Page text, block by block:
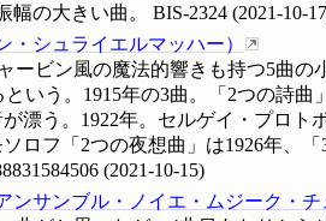
の大きい曲。
BIS-2324 (2021-10-17
・シュライエルマッハー）
ービン風の魔法的響きも持つ5曲
いう。1915年の3曲。「2つの詩
漂う。1922年。セルゲイ・プロ
ロフ「2つの夜想曲」は1926年、
(2021-10-15)
ンサンブル・ノイエ・ムジーク・チ